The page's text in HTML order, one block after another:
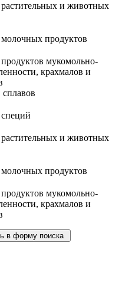
и животных
продуктов
мукомольно-
крахмалов и
и животных
продуктов
мукомольно-
крахмалов и